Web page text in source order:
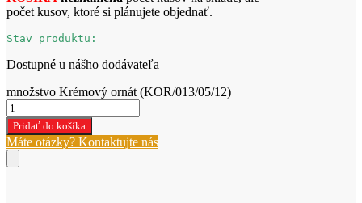
počet kusov, ktoré si plánujete objednať.
Stav produktu:
Dostupné u nášho dodávateľa
množstvo Krémový ornát (KOR/013/05/12)
Pridať do košíka
Máte otázky? Kontaktujte nás